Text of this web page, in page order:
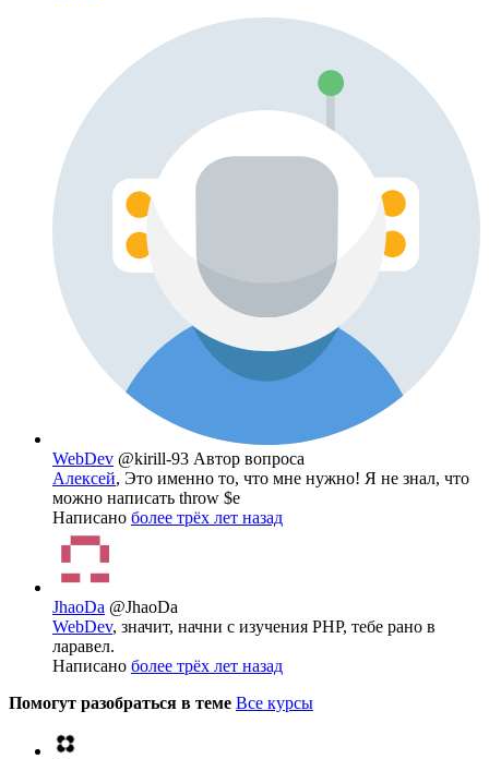
WebDev @kirill-93 Автор вопроса
Алексей, Это именно то, что мне нужно! Я не знал, что
можно написать throw $e
Написано более трёх лет назад
JhaoDa @JhaoDa
WebDev, значит, начни с изучения РНР, тебе рано в
ларавел.
Написано более трёх лет назад
Помогут разобраться в теме Все курсы